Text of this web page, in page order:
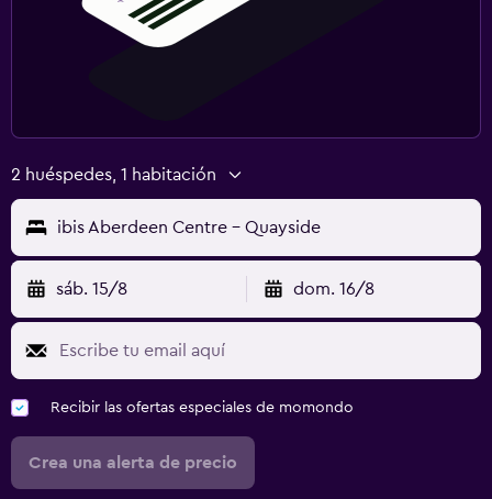
2 huéspedes, 1 habitación
ibis Aberdeen Centre - Quayside
sáb. 15/8 dom. 16/8
Recibir las ofertas especiales de momondo
Crea una alerta de precio